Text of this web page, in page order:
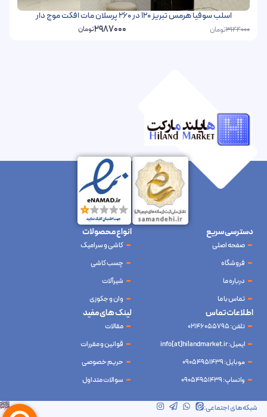
اسلب سوفیا هرمس تبریز 120 در 260 پرسلان مات افکت موج دار
3144000تومان 2987000تومان
شبکه‌های اجتماعی: شرکت آینده نوین سام آسیا – طراحی و سئو
ابرسرور
دسترسی سریع
صفحه اصلی
فروشگاه
درباره ما
تماس با ما
انواع محصولات
کاشی و سرامیک
چسب کاشی
شیرآلات
وان و جکوزی
لینک های مفید
مقالات
قوانین و مقررات
حریم خصوصی
سوالات متداول
اطلاعات تماس
تلفن: 02146055795
ایمیل: info[at]hilandmarket.ir
موبایل: 09054951439
واتساپ: 09054951439